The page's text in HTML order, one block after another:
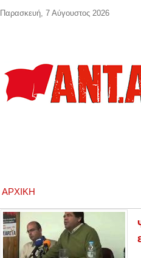
ΑΡΧΙΚΉ
Παρασκευή, 7 Αύγουστος 2026